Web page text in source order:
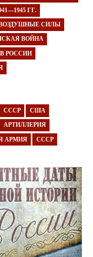
ГГ.
СИЛЫ
ВОЙНА
РОССИИ
СССР США
АРТИЛЛЕРИЯ
АРМИЯ СССР